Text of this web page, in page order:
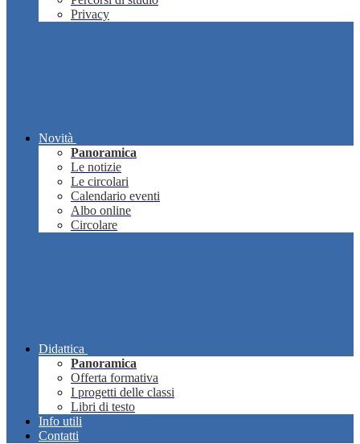
Privacy
Novità
Panoramica
Le notizie
Le circolari
Calendario eventi
Albo online
Circolare
Didattica
Panoramica
Offerta formativa
I progetti delle classi
Libri di testo
Info utili
Contatti